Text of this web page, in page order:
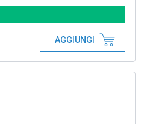
AGGIUNGI